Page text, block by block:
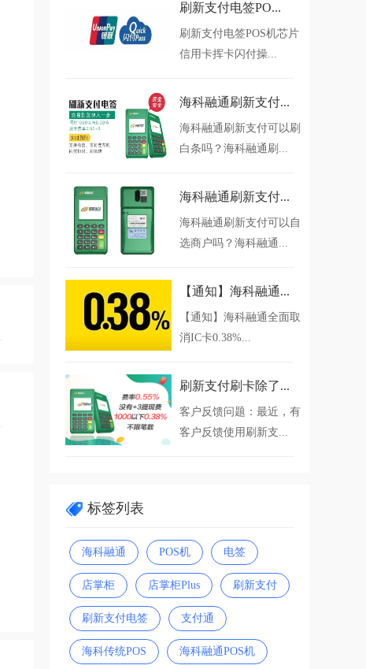
刷新支付电签PO...
刷新支付电签POS机芯片
信用卡挥卡闪付操...
海科融通刷新支付...
海科融通刷新支付可以刷
白条吗？海科融通刷...
海科融通刷新支付...
海科融通刷新支付可以自
选商户吗？海科融通...
【通知】海科融通...
【通知】海科融通全面取
消IC卡0.38%...
刷新支付刷卡除了...
客户反馈问题：最近，有
客户反馈使用刷新支...
标签列表
海科融通 POS机 电签
店掌柜 店掌柜Plus 刷新支付
刷新支付电签 支付通
海科传统POS 海科融通POS机